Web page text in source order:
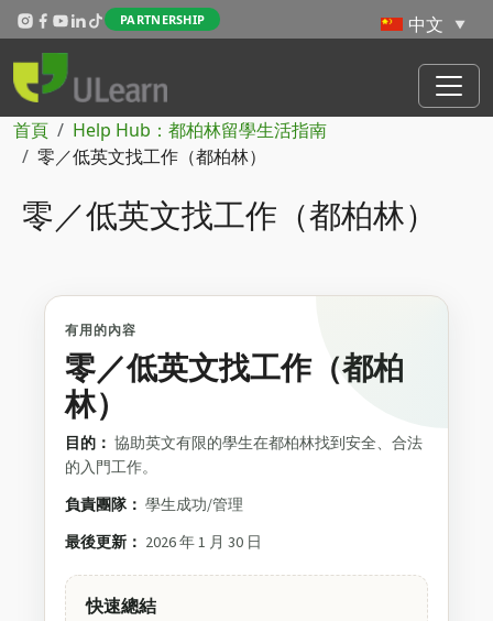
Skip to main content
PARTNERSHIP
導航連結
首頁
Help Hub：都柏林留學生活指南
零／低英文找工作（都柏林）
零／低英文找工作（都柏林）
有用的內容
零／低英文找工作（都柏
林）
目的： 協助英文有限的學生在都柏林找到安全、合法
的入門工作。
負責團隊： 學生成功/管理
最後更新： 2026 年 1 月 30 日
快速總結